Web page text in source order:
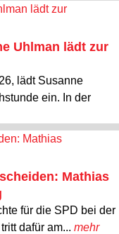
Uhlman lädt zur
lädt Susanne
ein. In der
Mathias
für die SPD bei der
dafür am... mehr